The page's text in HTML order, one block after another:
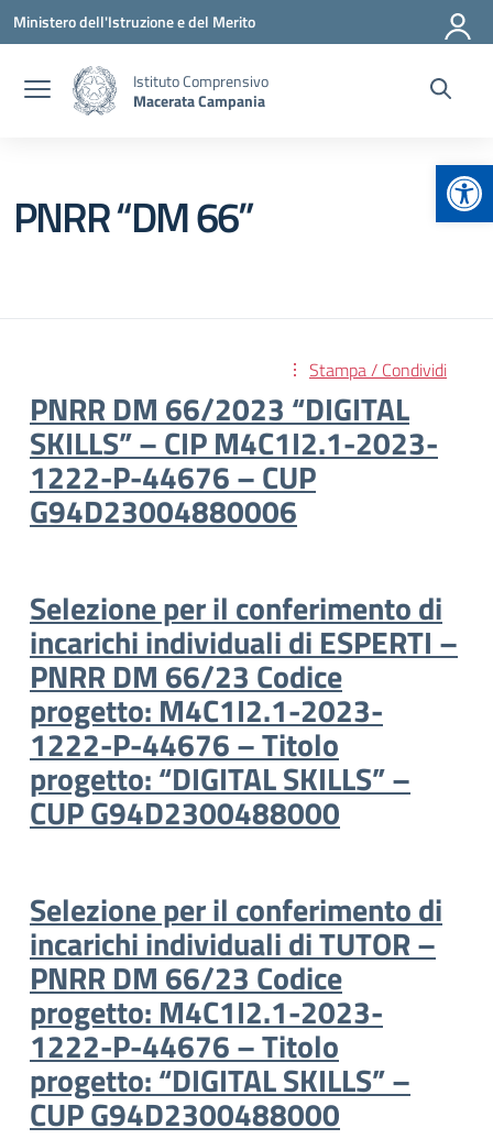
Vai ai contenuti
Vai al menu di navigazione
Vai al footer
Ministero dell'Istruzione e del Merito
Istituto Comprensivo
Macerata Campania
PNRR “DM 66”
Stampa / Condividi
PNRR DM 66/2023 “DIGITAL
SKILLS” – CIP M4C1I2.1-2023-
1222-P-44676 – CUP
G94D23004880006
Selezione per il conferimento di
incarichi individuali di ESPERTI –
PNRR DM 66/23 Codice
progetto: M4C1I2.1-2023-
1222-P-44676 – Titolo
progetto: “DIGITAL SKILLS” –
CUP G94D2300488000
Selezione per il conferimento di
incarichi individuali di TUTOR –
PNRR DM 66/23 Codice
progetto: M4C1I2.1-2023-
1222-P-44676 – Titolo
progetto: “DIGITAL SKILLS” –
CUP G94D2300488000